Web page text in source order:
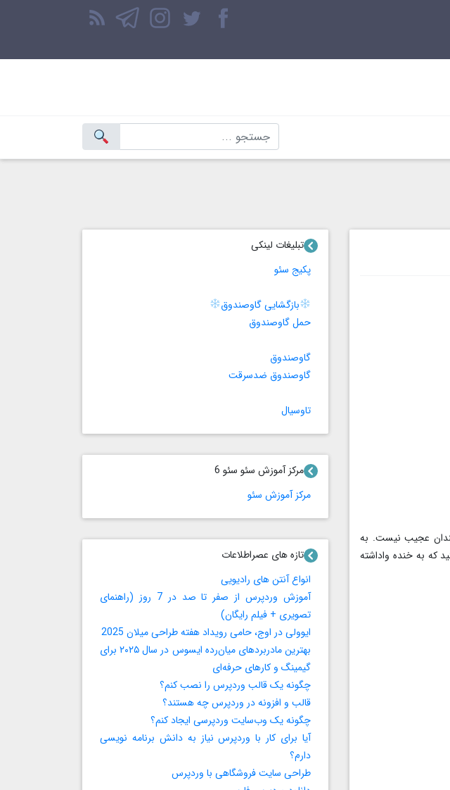
چندان عجیب نیست. به
که به خنده واداشته
تبلیغات لینکی
پکیج سئو
بازگشایی گاوصندوق
حمل گاوصندوق
گاوصندوق
گاوصندوق ضدسرقت
تاوسیال
مرکز آموزش سئو سئو 6
مرکز آموزش سئو
تازه های عصراطلاعات
انواع آنتن های رادیویی
آموزش وردپرس از صفر تا صد در 7 روز (راهنمای
تصویری + فیلم رایگان)
ایوولی در اوج، حامی رویداد هفته طراحی میلان 2025
بهترین مادربردهای میان‌رده ایسوس در سال ۲۰۲۵ برای
گیمینگ و کارهای حرفه‌ای
چگونه یک قالب وردپرس را نصب کنم؟
قالب و افزونه در وردپرس چه هستند؟
چگونه یک وب‌سایت وردپرسی ایجاد کنم؟
آیا برای کار با وردپرس نیاز به دانش برنامه‌ نویسی
دارم؟
طراحی سایت فروشگاهی با وردپرس